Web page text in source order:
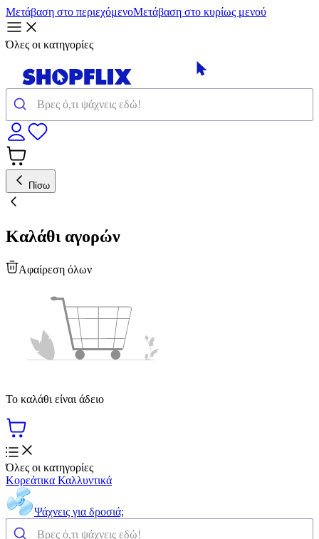
Μετάβαση στο περιεχόμενοΜετάβαση στο κυρίως μενού
Όλες οι κατηγορίες
Πίσω
Καλάθι αγορών
Αφαίρεση όλων
Το καλάθι είναι άδειο
Όλες οι κατηγορίες
Κορεάτικα Καλλυντικά
Ψάχνεις για δροσιά;